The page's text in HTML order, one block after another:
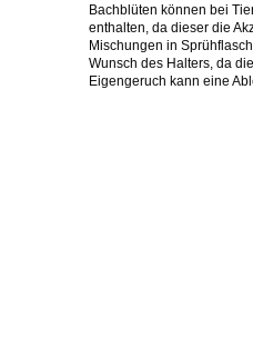
Bachblüten können bei
enthalten, da dieser die
Mischungen in
Wunsch des Halters, da
Eigengeruch kann eine